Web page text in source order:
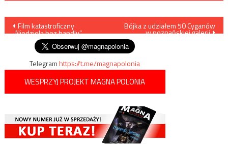
Nawigacja
wpisu
Film katastroficzny
„Niedziela bez handlu”
Bójka z udziałem 50 Cyganów
w poznańskiej galerii
Telegramhttps://t.me/magnapolonia
WESPRZYJ PROJEKT MAGNA POLONIA